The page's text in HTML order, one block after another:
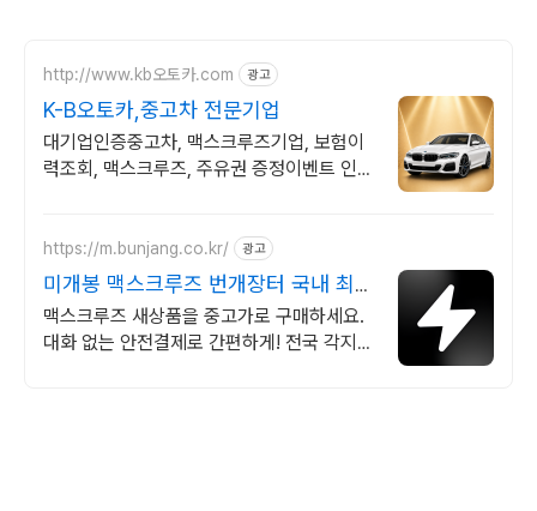
http://www.kb오토카.com 광고
K-B오토카,중고차 전문기업
대기업인증중고차, 맥스크루즈기업, 보험이
력조회, 맥스크루즈, 주유권 증정이벤트 인증
https://m.bunjang.co.kr/ 광고
미개봉 맥스크루즈 번개장터 국내 최대
브랜드 중고거래
맥스크루즈 새상품을 중고가로 구매하세요.
대화 없는 안전결제로 간편하게! 전국 각지에